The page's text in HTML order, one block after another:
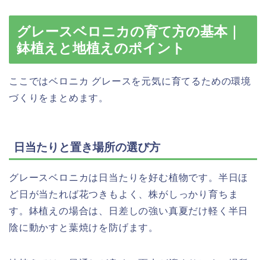
グレースベロニカの育て方の基本｜
鉢植えと地植えのポイント
ここではベロニカ グレースを元気に育てるための環境
づくりをまとめます。
日当たりと置き場所の選び方
グレースベロニカは日当たりを好む植物です。半日ほ
ど日が当たれば花つきもよく、株がしっかり育ちま
す。鉢植えの場合は、日差しの強い真夏だけ軽く半日
陰に動かすと葉焼けを防げます。